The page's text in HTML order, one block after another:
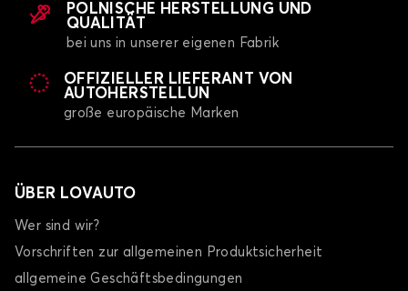
POLNISCHE HERSTELLUNG UND
QUALITÄT
bei uns in unserer eigenen Fabrik
OFFIZIELLER LIEFERANT VON
AUTOHERSTELLUN
große europäische Marken
ÜBER LOVAUTO
Wer sind wir?
Vorschriften zur allgemeinen Produktsicherheit
allgemeine Geschäftsbedingungen